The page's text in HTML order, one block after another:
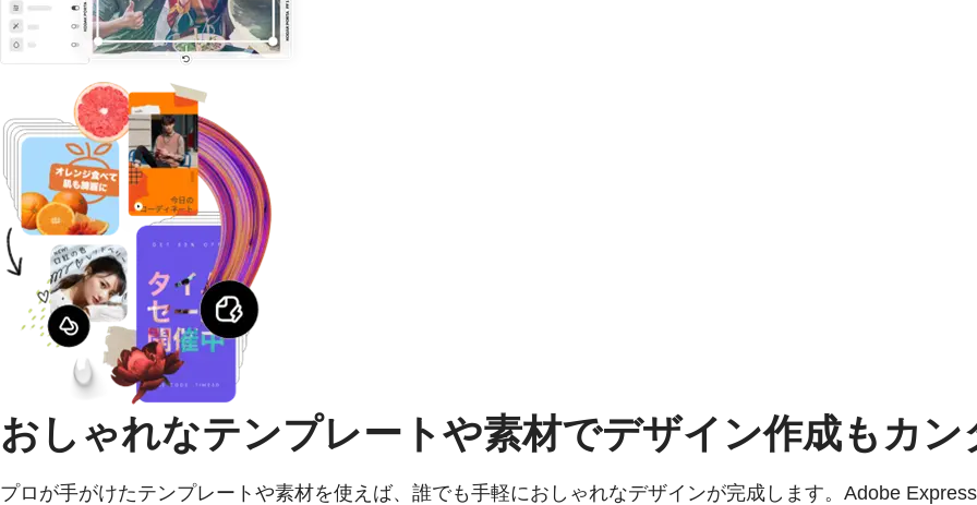
おしゃれなテンプレートや素材でデザイン作成もカン
プロが手がけたテンプレートや素材を使えば、誰でも手軽におしゃれなデザインが完成します。Adobe